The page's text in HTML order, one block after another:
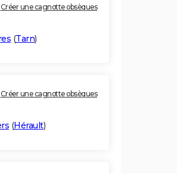
Créer une cagnotte obsèques
(Tarn)
Créer une cagnotte obsèques
(Hérault)